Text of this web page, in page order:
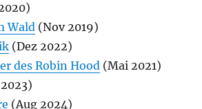
Wald (Nov 2019)
(Dez 2022)
des Robin Hood (Mai 2021)
(Aug 2024)